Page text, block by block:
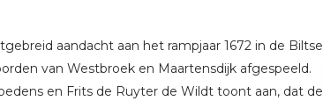
aandacht aan het rampjaar 1672 in de Biltse
van Westbroek en Maartensdijk afgespeeld.
en Frits de Ruyter de Wildt toont aan, dat de